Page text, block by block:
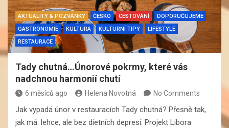
AKTUALITY & POZVÁNKY ČESKO CESTOVÁNÍ
DOPORUČUJEME
GASTRONOMIE
KULTURA KULTURNÍ TIPY
LIFESTYLE
RESTAURACE
Tady chutná…Únorové pokrmy, které vás
nadchnou harmonií chutí
6 měsíců ago Helena Novotná No Comments
Jak vypadá únor v restauracích Tady chutná? Přesně tak,
jak má: lehce, ale bez dietních depresí. Projekt Libora